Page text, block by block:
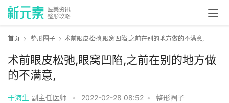
首页 整形圈子 术前眼皮松弛,眼窝凹陷,之前在别的地方做的不满意,
术前眼皮松弛,眼窝凹陷,之前在别的地方做
的不满意,
于海生 副主任医师 • 2022-02-28 08:52 • 整形圈子